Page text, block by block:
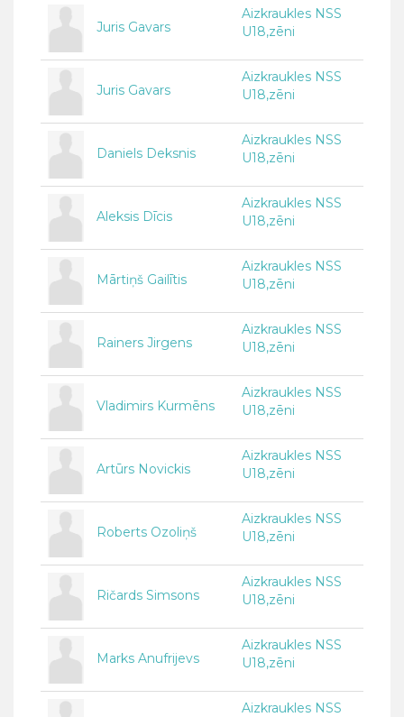
Juris Gavars
Aizkraukles NSS
U18,zēni
Juris Gavars
Aizkraukles NSS
U18,zēni
Daniels Deksnis
Aizkraukles NSS
U18,zēni
Aleksis Dīcis
Aizkraukles NSS
U18,zēni
Mārtiņš Gailītis
Aizkraukles NSS
U18,zēni
Rainers Jirgens
Aizkraukles NSS
U18,zēni
Vladimirs Kurmēns
Aizkraukles NSS
U18,zēni
Artūrs Novickis
Aizkraukles NSS
U18,zēni
Roberts Ozoliņš
Aizkraukles NSS
U18,zēni
Ričards Simsons
Aizkraukles NSS
U18,zēni
Marks Anufrijevs
Aizkraukles NSS
U18,zēni
Aizkraukles NSS